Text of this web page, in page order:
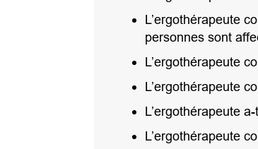
L’ergothérapeute
personnes sont
L’ergothérapeute
L’ergothérapeute
L’ergothérapeute
L’ergothérapeute